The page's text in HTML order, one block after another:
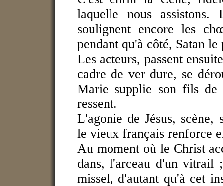
laquelle nous assistons.
soulignent encore les
pendant qu'à côté, Satan
Les acteurs, passent
cadre de ver dure, se
Marie supplie son fils de
ressent.
L'agonie de Jésus, scène,
le vieux français renforce
Au moment où le Christ
dans, l'arceau d'un vitrail
missel, d'autant qu'à cet